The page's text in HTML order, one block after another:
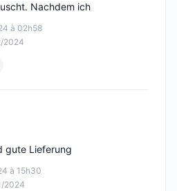
à 02h58
2024
Nachdem ich
à 15h30
2024
gute Lieferung